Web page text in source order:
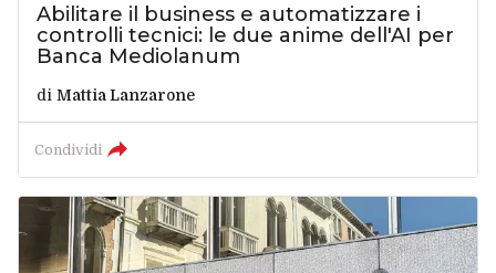
Abilitare il business e automatizzare i
controlli tecnici: le due anime dell'AI per
Banca Mediolanum
di Mattia Lanzarone
Condividi